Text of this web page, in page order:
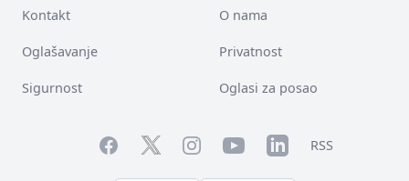
Kontakt O nama
Oglašavanje Privatnost
Sigurnost Oglasi za posao
FacebookTwitterInstagramYouTubeLinkedInRSS